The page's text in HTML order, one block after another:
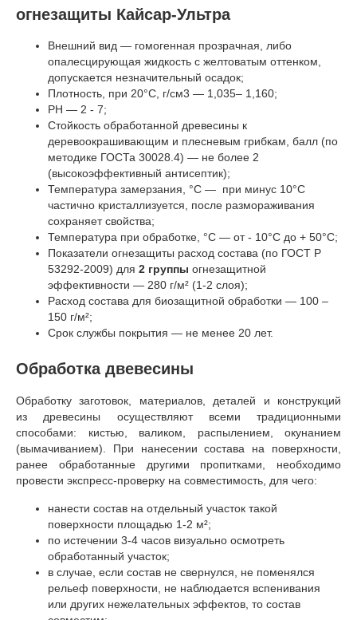
огнезащиты Кайсар-Ультра
Внешний вид — гомогенная прозрачная, либо
опалесцирующая жидкость с желтоватым оттенком,
допускается незначительный осадок;
Плотность, при 20°C, г/см3 — 1,035– 1,160;
PН — 2 - 7;
Стойкость обработанной древесины к
деревоокрашивающим и плесневым грибкам, балл (по
методике ГОСТа 30028.4) — не более 2
(высокоэффективный антисептик);
Температура замерзания, °C — при минус 10°С
частично кристаллизуется, после размораживания
сохраняет свойства;
Температура при обработке, °C — от - 10°C до + 50°C;
Показатели огнезащиты расход состава (по ГОСТ Р
53292-2009) для 2 группы огнезащитной
эффективности — 280 г/м² (1-2 слоя);
Расход состава для биозащитной обработки — 100 –
150 г/м²;
Срок службы покрытия — не менее 20 лет.
Обработка двевесины
Обработку заготовок, материалов, деталей и конструкций
из древесины осуществляют всеми традиционными
способами: кистью, валиком, распылением, окунанием
(вымачиванием). При нанесении состава на поверхности,
ранее обработанные другими пропитками, необходимо
провести экспресс-проверку на совместимость, для чего:
нанести состав на отдельный участок такой
поверхности площадью 1-2 м²;
по истечении 3-4 часов визуально осмотреть
обработанный участок;
в случае, если состав не свернулся, не поменялся
рельеф поверхности, не наблюдается вспенивания
или других нежелательных эффектов, то состав